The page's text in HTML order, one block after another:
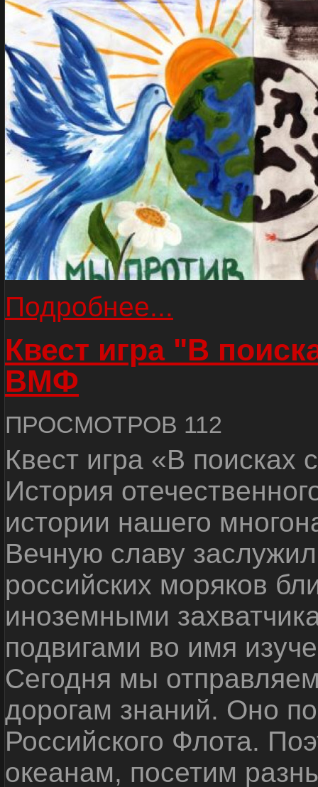
Подробнее...
Квест игра "В
ВМФ
ПРОСМОТРОВ 112
Квест игра «В
История
истории нашего
Вечную славу
российских моряков
иноземными
подвигами во имя
Сегодня мы
дорогам знаний. Оно
Российского Флота.
океанам, посетим